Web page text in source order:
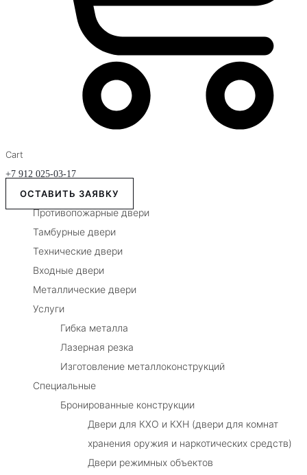
Cart
+7 912 025-03-17
ОСТАВИТЬ ЗАЯВКУ
Противопожарные двери
Тамбурные двери
Технические двери
Входные двери
Металлические двери
Услуги
Гибка металла
Лазерная резка
Изготовление металлоконструкций
Специальные
Бронированные конструкции
Двери для КХО и КХН (двери для комнат
хранения оружия и наркотических средств)
Двери режимных объектов